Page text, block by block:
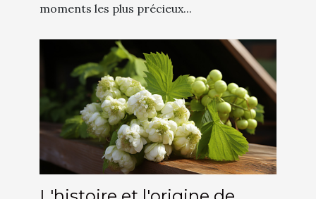
moments les plus précieux...